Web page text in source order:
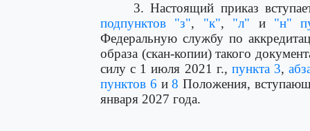
3. Настоящий приказ
подпунктов "з", "к", "л" и "н"
Федеральную службу по
образа (скан-копии) такого
силу с 1 июля 2021 г., пункта 3,
пунктов 6 и8 Положения,
января 2027 года.